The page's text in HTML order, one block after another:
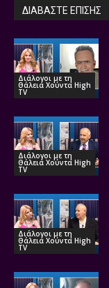
ΔΙΑΒΑΣΤΕ ΕΠΙΣΗΣ
Διάλογοι με τη
Θάλεια Χούντα High
TV
Διάλογοι με τη
Θάλεια Χούντα High
TV
Διάλογοι με τη
Θάλεια Χούντα High
TV